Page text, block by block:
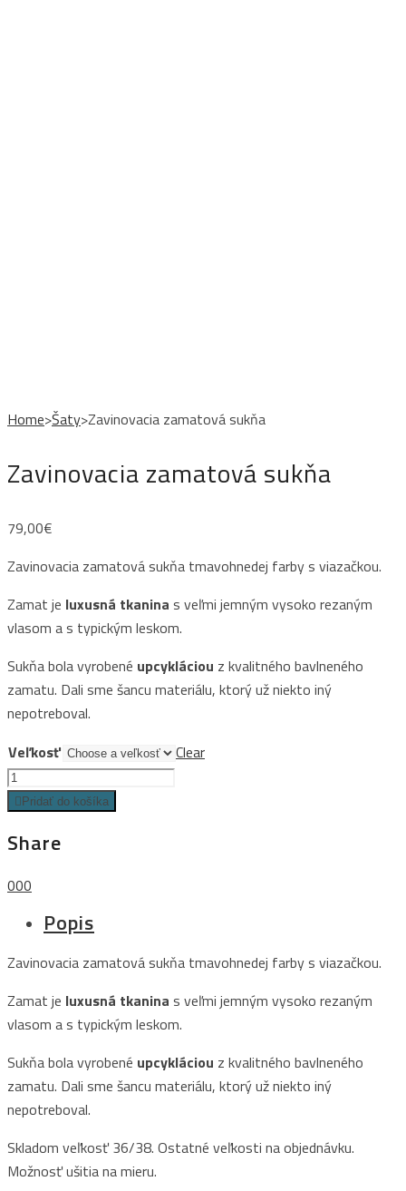
Home>Šaty>Zavinovacia zamatová sukňa
Zavinovacia zamatová sukňa
79,00€
Zavinovacia zamatová sukňa tmavohnedej farby s viazačkou.
Zamat je luxusná tkanina s veľmi jemným vysoko rezaným
vlasom a s typickým leskom.
Sukňa bola vyrobené upcykláciou z kvalitného bavlneného
zamatu. Dali sme šancu materiálu, ktorý už niekto iný
nepotreboval.
Veľkosť
Clear
Zavinovacia
zamatová
quantity
Pridať do košíka
Share
000
Popis
Zavinovacia zamatová sukňa tmavohnedej farby s viazačkou.
Zamat je luxusná tkanina s veľmi jemným vysoko rezaným
vlasom a s typickým leskom.
Sukňa bola vyrobené upcykláciou z kvalitného bavlneného
zamatu. Dali sme šancu materiálu, ktorý už niekto iný
nepotreboval.
Skladom veľkosť 36/38. Ostatné veľkosti na objednávku.
Možnosť ušitia na mieru.